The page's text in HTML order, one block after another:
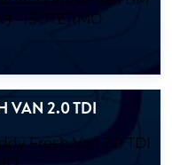
VAN 2.0 TDI